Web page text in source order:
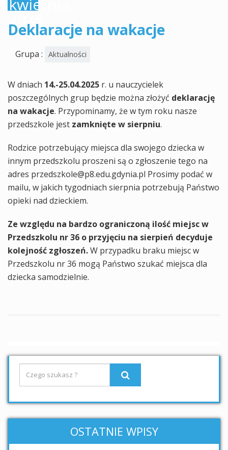
kwietnia,
2025
Deklaracje na wakacje
Grupa : Aktualności
W dniach 14.-25.04.2025 r. u nauczycielek
poszczególnych grup będzie można złożyć deklarację
na wakacje. Przypominamy, że w tym roku nasze
przedszkole jest zamknięte w sierpniu.
Rodzice potrzebujący miejsca dla swojego dziecka w
innym przedszkolu proszeni są o zgłoszenie tego na
adres przedszkole@p8.edu.gdynia.pl Prosimy podać w
mailu, w jakich tygodniach sierpnia potrzebują Państwo
opieki nad dzieckiem.
Ze względu na bardzo ograniczoną ilość miejsc w
Przedszkolu nr 36 o przyjęciu na sierpień decyduje
kolejność zgłoszeń.W przypadku braku miejsc w
Przedszkolu nr 36 mogą Państwo szukać miejsca dla
dziecka samodzielnie.
OSTATNIE WPISY